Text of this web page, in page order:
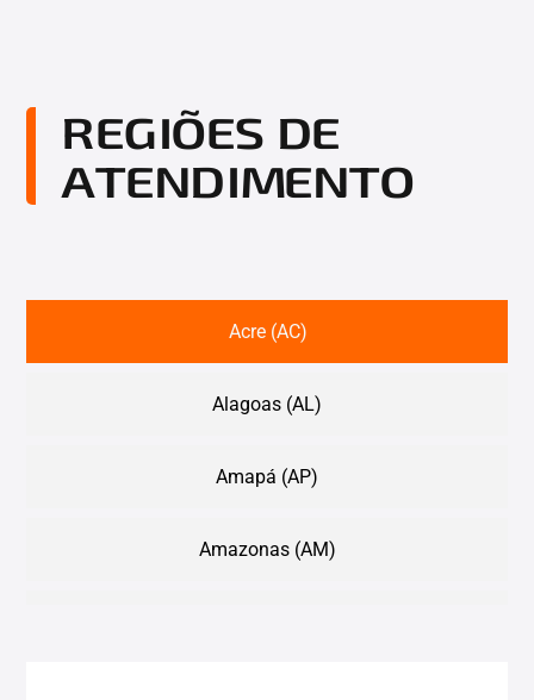
REGIÕES DE
ATENDIMENTO
Acre (AC)
Alagoas (AL)
Amapá (AP)
Amazonas (AM)